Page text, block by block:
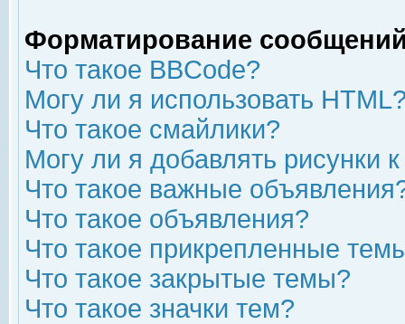
Форматирование
Что такое BBCode?
Могу ли я использовать
Что такое смайлики?
Могу ли я добавлять рисунки
Что такое важные
Что такое объявления?
Что такое прикрепленные
Что такое закрытые темы?
Что такое значки тем?